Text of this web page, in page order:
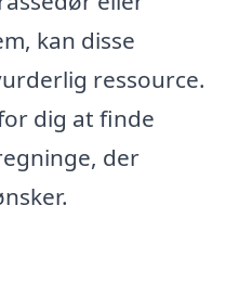
kan disse
ressource.
dig at finde
der